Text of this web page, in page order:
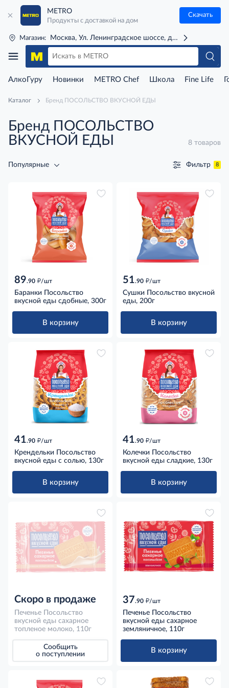
METRO
Продукты с доставкой на дом
Скачать
Магазин: Москва, Ул. Ленинградское шоссе, д. 71Г (м. Речной
АлкоГуру Новинки METRO Chef Школа Fine Life
Каталог Бренд ПОСОЛЬСТВО ВКУСНОЙ ЕДЫ
Бренд ПОСОЛЬСТВО
ВКУСНОЙ ЕДЫ
8 товаров
Популярные Фильтр 8
89.90 д/шт
Баранки Посольство
вкусной еды сдобные, 300г
В корзину
51.90 д/шт
Сушки Посольство вкусной
еды, 200г
В корзину
41.90 д/шт
Крендельки Посольство
вкусной еды с солью, 130г
В корзину
41.90 д/шт
Колечки Посольство
вкусной еды сладкие, 130г
В корзину
Скоро в продаже
Печенье Посольство
вкусной еды сахарное
топленое молоко, 110г
Сообщить
о поступлении
37.90 д/шт
Печенье Посольство
вкусной еды сахарное
земляничное, 110г
В корзину